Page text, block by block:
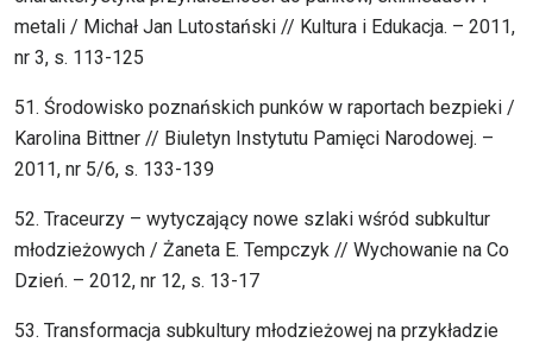
metali / Michał Jan Lutostański // Kultura i Edukacja. – 2011,
nr 3, s. 113-125
51. Środowisko poznańskich punków w raportach bezpieki /
Karolina Bittner // Biuletyn Instytutu Pamięci Narodowej. –
2011, nr 5/6, s. 133-139
52. Traceurzy – wytyczający nowe szlaki wśród subkultur
młodzieżowych / Żaneta E. Tempczyk // Wychowanie na Co
Dzień. – 2012, nr 12, s. 13-17
53. Transformacja subkultury młodzieżowej na przykładzie